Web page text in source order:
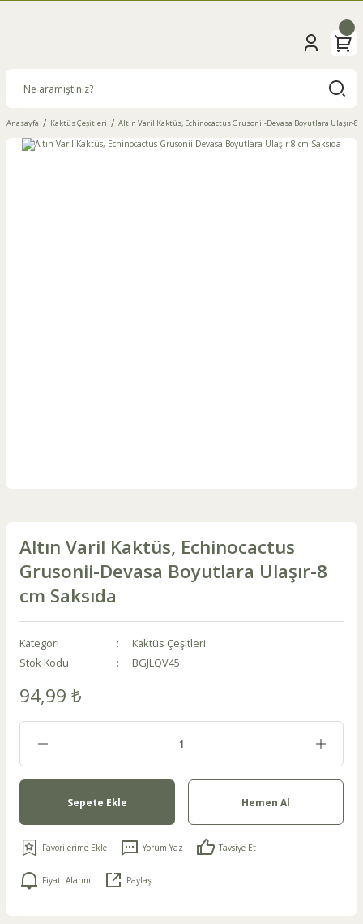
Anasayfa Kaktüs Çeşitleri Altın Varil Kaktüs, Echinocactus Grusonii-Devasa Boyutlara Ulaşır-8
Altın Varil Kaktüs, Echinocactus
Grusonii-Devasa Boyutlara Ulaşır-8
cm Saksıda
Kategori
Kaktüs Çeşitleri
Stok Kodu
BGJLQV45
94,99 ₺
Sepete Ekle Hemen Al
Yorum Yaz Tavsiye Et
Fiyatı Alarmı Paylaş